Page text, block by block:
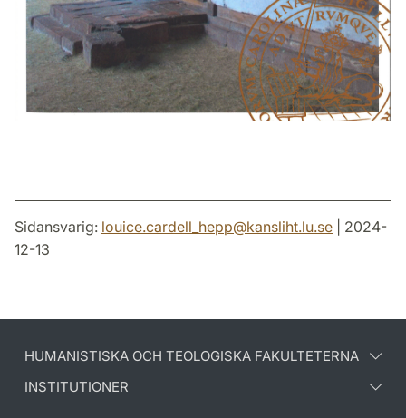
Sidansvarig: louice.cardell_hepp@kansliht.lu.se | 2024-
12-13
HUMANISTISKA OCH TEOLOGISKA FAKULTETERNA
INSTITUTIONER